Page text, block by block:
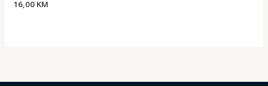
16,00 KM